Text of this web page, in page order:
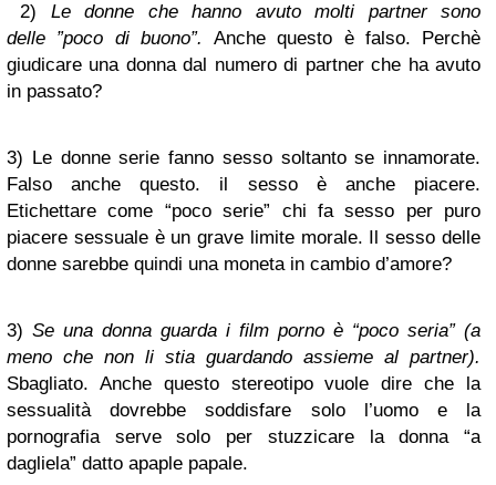
2) Le donne che hanno avuto molti partner sono
delle ”poco di buono”. Anche questo è falso. Perchè
giudicare una donna dal numero di partner che ha avuto
in passato?
3) Le donne serie fanno sesso soltanto se innamorate.
Falso anche questo. il sesso è anche piacere.
Etichettare come “poco serie” chi fa sesso per puro
piacere sessuale è un grave limite morale. Il sesso delle
donne sarebbe quindi una moneta in cambio d’amore?
3) Se una donna guarda i film porno è “poco seria” (a
meno che non li stia guardando assieme al partner).
Sbagliato. Anche questo stereotipo vuole dire che la
sessualità dovrebbe soddisfare solo l’uomo e la
pornografia serve solo per stuzzicare la donna “a
dagliela” datto apaple papale.